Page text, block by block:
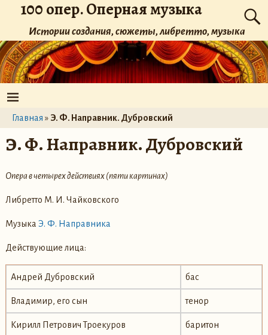
100 опер. Оперная музыка
Истории создания, сюжеты, либретто, музыка
Главная » Э. Ф. Направник. Дубровский
Э. Ф. Направник. Дубровский
Опера в четырех действиях (пяти картинах)
Либретто М. И. Чайковского
Музыка Э. Ф. Направника
Действующие лица:
Андрей Дубровский бас
Владимир, его сын тенор
Кирилл Петрович Троекуров баритон